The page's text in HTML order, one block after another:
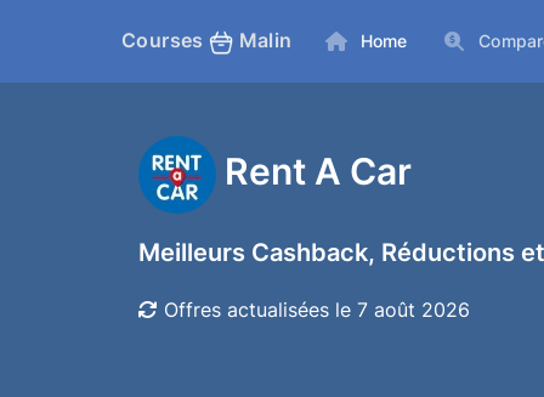
Courses Malin Home
Rent A Car
Meilleurs Cashback, Réductions
Offres actualisées le 7 août 2026